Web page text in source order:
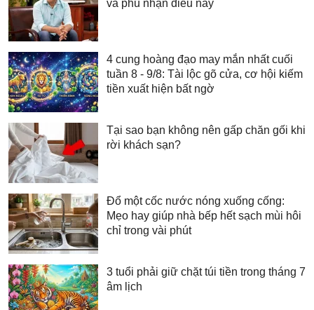
và phủ nhận điều này
4 cung hoàng đạo may mắn nhất cuối
tuần 8 - 9/8: Tài lộc gõ cửa, cơ hội kiếm
tiền xuất hiện bất ngờ
Tại sao bạn không nên gấp chăn gối khi
rời khách sạn?
Đổ một cốc nước nóng xuống cống:
Mẹo hay giúp nhà bếp hết sạch mùi hôi
chỉ trong vài phút
3 tuổi phải giữ chặt túi tiền trong tháng 7
âm lịch